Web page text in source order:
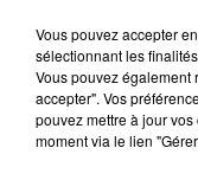
À Hoerdt, de
Depuis plusieurs
l’eau brune
Vous pouvez accepter
sélectionnant les
Vous pouvez également
accepter". Vos
pouvez mettre à jour
moment via le lien